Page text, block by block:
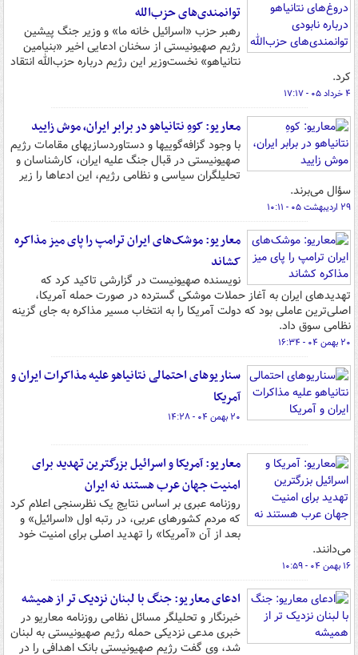
توانمندی‌های حزب‌الله
رهبر حزب «اسرائیل خانه ما» و وزیر جنگ پیشین
رژیم صهیونیستی از سخنان ادعایی اخیر «بنیامین
نتانیاهو» نخست‌وزیر این رژیم درباره حزب‌الله انتقاد
کرد.
۴ خرداد ۰۵ - ۱۷:۱۷
معاریو: کوهِ نتانیاهو در برابر ایران، موش زایید
با وجود گزافه‌گوییها و دستاوردسازیهای مقامات رژیم
صهیونیستی در قبال جنگ علیه ایران، کارشناسان و
تحلیلگران سیاسی و نظامی رژیم، این ادعاها را زیر
سؤال می‌برند.
۲۹ اردیبهشت ۰۵ - ۱۰:۱۱
معاریو: موشک‌های ایران ترامپ را پای میز مذاکره
کشاند
نویسنده صهیونیست در گزارشی تاکید کرد که
تهدیدهای ایران به آغاز حملات موشکی گسترده در صورت حمله آمریکا،
اصلی‌ترین عاملی بود که دولت آمریکا را به انتخاب مسیر مذاکره به جای گزینه
نظامی سوق داد.
۲۰ بهمن ۰۴ - ۱۶:۳۴
سناریوهای احتمالی نتانیاهو علیه مذاکرات ایران و
آمریکا
۲۰ بهمن ۰۴ - ۱۴:۲۸
معاریو: آمریکا و اسرائیل بزرگترین تهدید برای
امنیت جهان عرب هستند نه ایران
روزنامه عبری بر اساس نتایج یک نظرسنجی اعلام کرد
که مردم کشورهای عربی، در رتبه اول «اسرائیل» و
بعد از آن «آمریکا» را تهدید اصلی برای امنیت خود
می‌دانند.
۱۶ بهمن ۰۴ - ۱۰:۵۹
ادعای معاریو: جنگ با لبنان نزدیک تر از همیشه
خبرنگار و تحلیلگر مسائل نظامی روزنامه معاریو در
خبری مدعی نزدیکی حمله رژیم صهیونیستی به لبنان
شد، وی گفت رژیم صهیونیستی بانک اهدافی را در